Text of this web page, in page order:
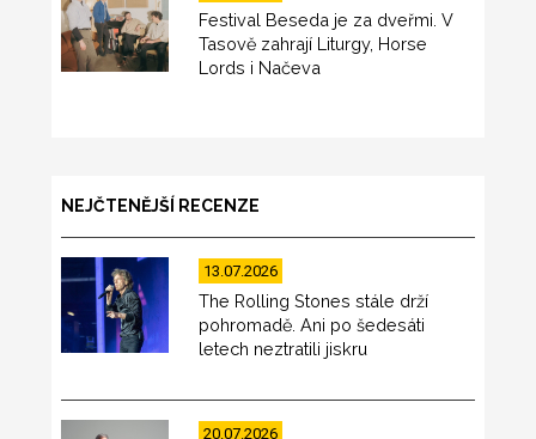
Festival Beseda je za dveřmi. V
Tasově zahrají Liturgy, Horse
Lords i Načeva
NEJČTENĚJŠÍ RECENZE
13.07.2026
The Rolling Stones stále drží
pohromadě. Ani po šedesáti
letech neztratili jiskru
20.07.2026